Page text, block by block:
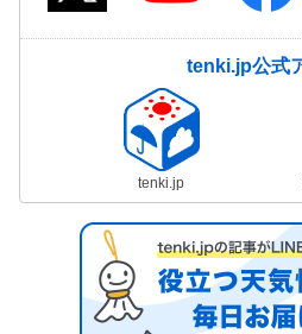
tenki.jp公式
tenki.jp